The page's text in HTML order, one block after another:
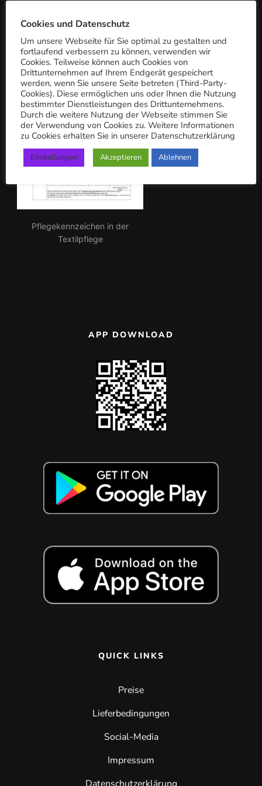
c
h:
Pflegekennzeichen in der
Textilpflege
APP DOWNLOAD
QUICK LINKS
Preise
Lieferbedingungen
Social-Media
Impressum
Cookies und Datenschutz
Um unsere Webseite für Sie optimal zu gestalten und
fortlaufend verbessern zu können, verwenden wir
Cookies. Teilweise können auch Cookies von
Drittunternehmen auf Ihrem Endgerät gespeichert
werden, wenn Sie unsere Seite betreten (Third-Party-
Cookies). Diese ermöglichen uns oder Ihnen die Nutzung
bestimmter Dienstleistungen des Drittunternehmens.
Durch die weitere Nutzung der Webseite stimmen Sie
der Verwendung von Cookies zu. Weitere Informationen
zu Cookies erhalten Sie in unserer Datenschutzerklärung
Einstellungen Akzeptieren Ablehnen